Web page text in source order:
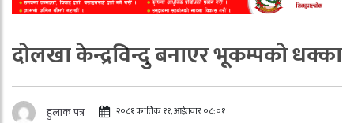
दोलखा केन्द्रविन्दु बनाएर भूकम्पको धक्का
हुलाक पत्र २०८१ कार्तिक ११, आईतवार ०८:०१